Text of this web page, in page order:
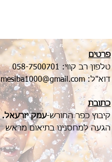
פרטים
טלפון רב קווי:058-7500701
דוא"ל:mesiba1000@gmail.com
כתובת
קיבוץ כפר החורש-עמק יזרעאל.
הגעה למחסנינו בתיאום מראש